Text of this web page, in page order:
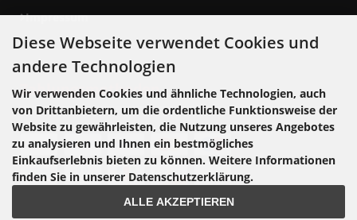
Impressum
Zahlungsmethoden
Diese Webseite verwendet Cookies und
andere Technologien
Wir verwenden Cookies und ähnliche Technologien, auch
von Drittanbietern, um die ordentliche Funktionsweise der
Website zu gewährleisten, die Nutzung unseres Angebotes
zu analysieren und Ihnen ein bestmögliches
Einkaufserlebnis bieten zu können. Weitere Informationen
finden Sie in unserer Datenschutzerklärung.
ALLE AKZEPTIEREN